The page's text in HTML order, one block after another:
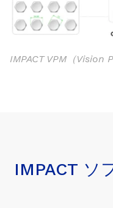
IMPACT VPM（
IMPACT ソ